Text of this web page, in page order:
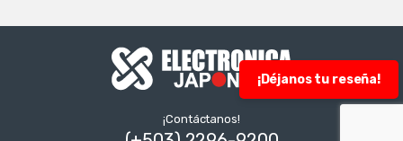
¡Déjanos tu reseña!
¡Contáctanos!